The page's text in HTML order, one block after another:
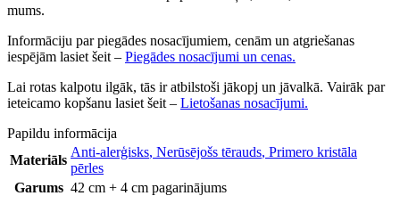
mums.
Informāciju par piegādes nosacījumiem, cenām un atgriešanas
iespējām lasiet šeit – Piegādes nosacījumi un cenas.
Lai rotas kalpotu ilgāk, tās ir atbilstoši jākopj un jāvalkā. Vairāk par
ieteicamo kopšanu lasiet šeit – Lietošanas nosacījumi.
Papildu informācija
Materiāls
Anti-alerģisks, Nerūsējošs tērauds, Primero kristāla
pērles
Garums 42 cm + 4 cm pagarinājums